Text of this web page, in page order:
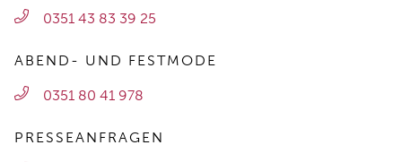
0351 43 83 39 25
ABEND- UND FESTMODE
0351 80 41 978
PRESSEANFRAGEN